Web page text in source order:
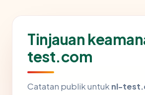
Tinjauan
test.com
Catatan publik untuk nl-